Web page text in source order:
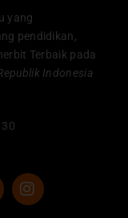
yang
pendidikan,
Terbaik pada
Indonesia
I
n